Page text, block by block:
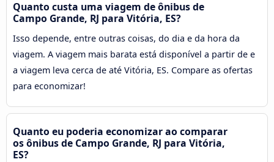
Quanto custa uma viagem de ônibus de
Campo Grande, RJ para Vitória, ES?
Isso depende, entre outras coisas, do dia e da hora da
viagem. A viagem mais barata está disponível a partir de e
a viagem leva cerca de até Vitória, ES. Compare as ofertas
para economizar!
Quanto eu poderia economizar ao comparar
os ônibus de Campo Grande, RJ para Vitória,
ES?